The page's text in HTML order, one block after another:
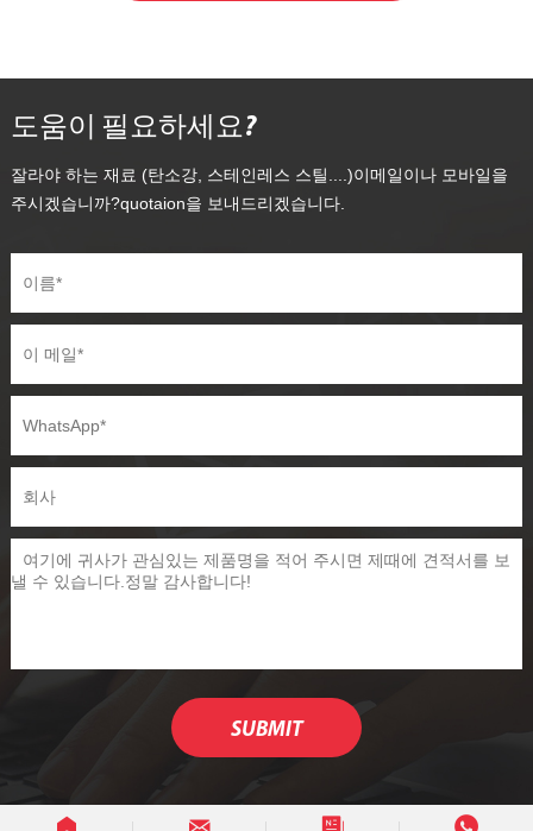
도움이 필요하세요?
잘라야 하는 재료 (탄소강, 스테인레스 스틸....)이메일이나 모바일을
주시겠습니까?quotaion을 보내드리겠습니다.